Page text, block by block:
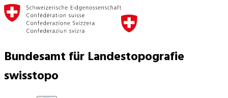
Bundesamt für Landestopografie
swisstopo